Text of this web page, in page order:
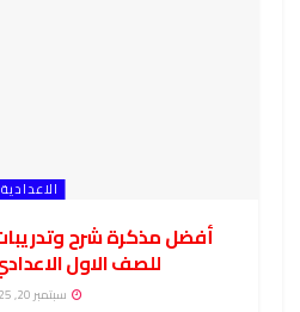
الاعدادية
أفضل مذكرة شرح
للصف الاول
سبتمبر 20, 2025